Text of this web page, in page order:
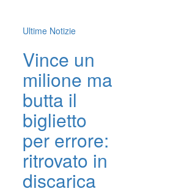
Ultime Notizie
Vince un
milione ma
butta il
biglietto
per errore:
ritrovato in
discarica